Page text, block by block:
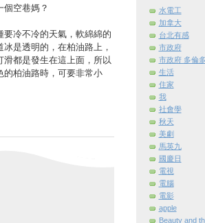
空巷媽？
冷不冷的天氣，軟綿綿的
是透明的，在柏油路上，
都是發生在這上面，所以
的柏油路時，可要非常小
水電工
加拿大
台北有感
市政府
市政府 多倫多
生活
住家
我
社會學
秋天
美劇
馬英九
國慶日
電視
電腦
電影
apple
Beauty and